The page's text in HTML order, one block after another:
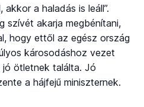
a haladás is leáll”.
szívét akarja megbénítani,
hogy ettől az egész ország
károsodáshoz vezet
ötletnek találta. Jó
a hájfejű miniszternek.